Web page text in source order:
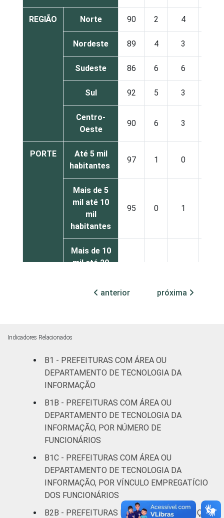
REGIÃO Norte 90 2 4
Nordeste 89 4 3
Sudeste 86 6 6
Sul 92 5 3
Centro-
Oeste
90 6 3
PORTE
Até 5 mil
habitantes
97 1 0
Mais de 5
mil até 10
mil
habitantes
95 0 1
Mais de 10
mil até 20
Mais de 50
mil até 100
habitantes
Mais de
100 mil até
500 mil
habitantes
Mais de
10 5 76
anterior próxima
Indicadores Relacionados
B1 - PREFEITURAS COM ÁREA OU
DEPARTAMENTO DE TECNOLOGIA DA
INFORMAÇÃO
B1B - PREFEITURAS COM ÁREA OU
DEPARTAMENTO DE TECNOLOGIA DA
INFORMAÇÃO, POR NÚMERO DE
FUNCIONÁRIOS
B1C - PREFEITURAS COM ÁREA OU
DEPARTAMENTO DE TECNOLOGIA DA
INFORMAÇÃO, POR VÍNCULO EMPREGATÍCIO
DOS FUNCIONÁRIOS
B2B - PREFEITURAS NAS QUAIS OS SERVIÇOS